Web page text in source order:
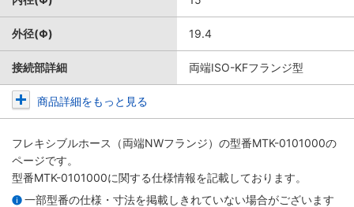
外径(Φ) 19.4
接続部詳細 両端ISO-KFフランジ型
商品詳細をもっと見る
フレキシブルホース（両端NWフランジ） の型番MTK-0101000の
ページです。
型番MTK-0101000に関する仕様情報を記載しております。
一部型番の仕様・寸法を掲載しきれていない場合がございます